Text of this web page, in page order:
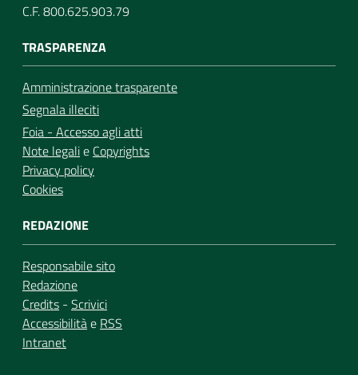
C.F. 800.625.903.79
TRASPARENZA
Amministrazione trasparente
Segnala illeciti
Foia - Accesso agli atti
Note legalie Copyrights
Privacy policy
Cookies
REDAZIONE
Responsabile sito
Redazione
Credits - Scrivici
Accessibilitàe RSS
Intranet